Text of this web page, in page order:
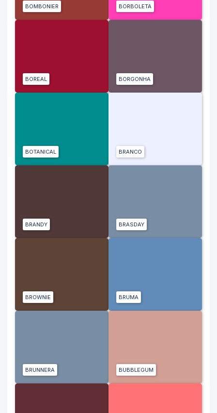
BOMBONIER BORBOLETA
BOREAL BORGONHA
BOTANICAL BRANCO
BRANDY BRASDAY
BROWNIE BRUMA
BRUNNERA BUBBLEGUM